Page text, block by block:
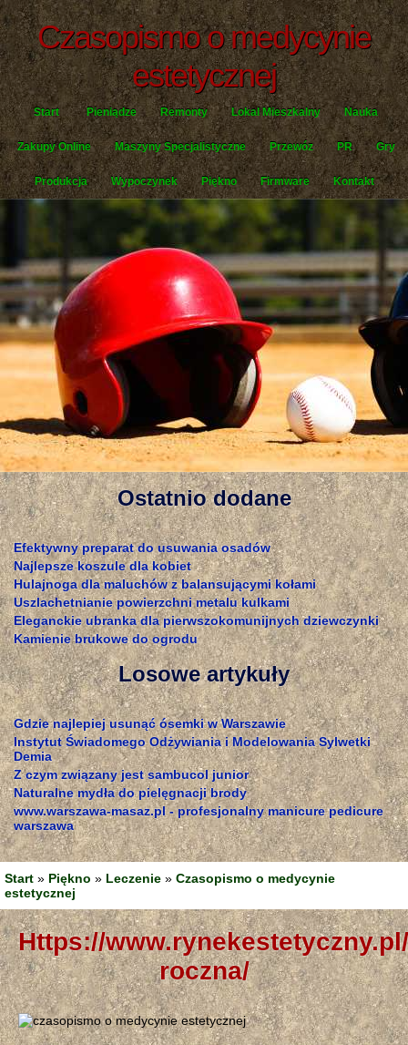
Czasopismo o medycynie
estetycznej
Start Pieniądze Remonty Lokal Mieszkalny Nauka
Zakupy Online Maszyny Specjalistyczne Przewóz PR Gry
Produkcja Wypoczynek Piękno Firmware Kontakt
Ostatnio dodane
Efektywny preparat do usuwania osadów
Najlepsze koszule dla kobiet
Hulajnoga dla maluchów z balansującymi kołami
Uszlachetnianie powierzchni metalu kulkami
Eleganckie ubranka dla pierwszokomunijnych dziewczynki
Kamienie brukowe do ogrodu
Losowe artykuły
Gdzie najlepiej usunąć ósemki w Warszawie
Instytut Świadomego Odżywiania i Modelowania Sylwetki
Demia
Z czym związany jest sambucol junior
Naturalne mydła do pielęgnacji brody
www.warszawa-masaz.pl - profesjonalny manicure pedicure
warszawa
Start » Piękno » Leczenie » Czasopismo o medycynie
estetycznej
https://www.rynekestetyczny.pl/prenumerata-
roczna/